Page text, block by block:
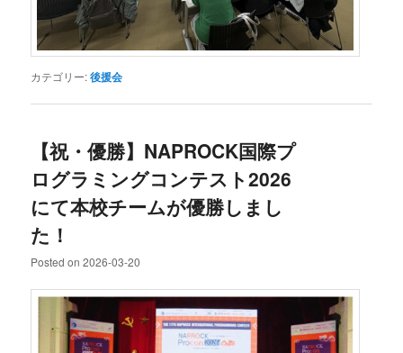
カテゴリー:後援会
【祝・優勝】NAPROCK国際プ
ログラミングコンテスト2026
にて本校チームが優勝しまし
た！
Posted on2026-03-20